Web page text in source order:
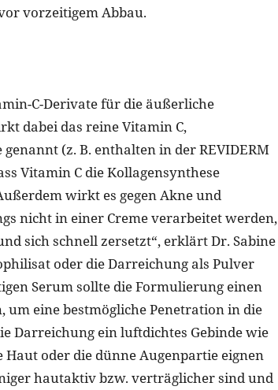
vorzeitigem Abbau.
C-Derivate für die äußerliche
dabei das reine Vitamin C,
(z. B. enthalten in der REVIDERM
Vitamin C die Kollagensynthese
wirkt es gegen Akne und
nicht in einer Creme verarbeitet werden,
sich schnell zersetzt“, erklärt Dr. Sabine
oder die Darreichung als Pulver
Serum sollte die Formulierung einen
eine bestmögliche Penetration in die
Darreichung ein luftdichtes Gebinde wie
Haut oder die dünne Augenpartie eignen
hautaktiv bzw. verträglicher sind und